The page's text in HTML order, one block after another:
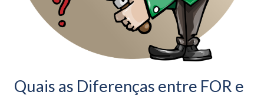
Quais as Diferenças entre FOR e